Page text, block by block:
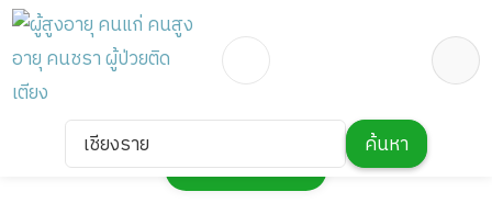
เชียงราย ค้นหา
กดเพื่อแสดงแผนที่